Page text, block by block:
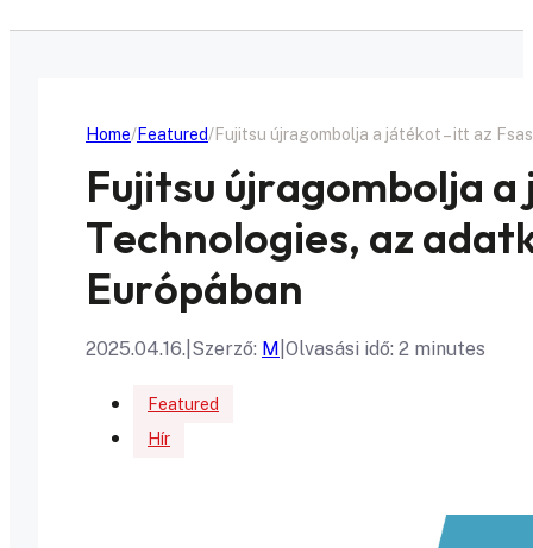
Home Featured Fujitsu újragombolja a játékot – itt az
Fujitsu újragombolja
Technologies, az
Európában
2025.04.16. Szerző: M Olvasási idő: 2 minutes
Featured
Hír